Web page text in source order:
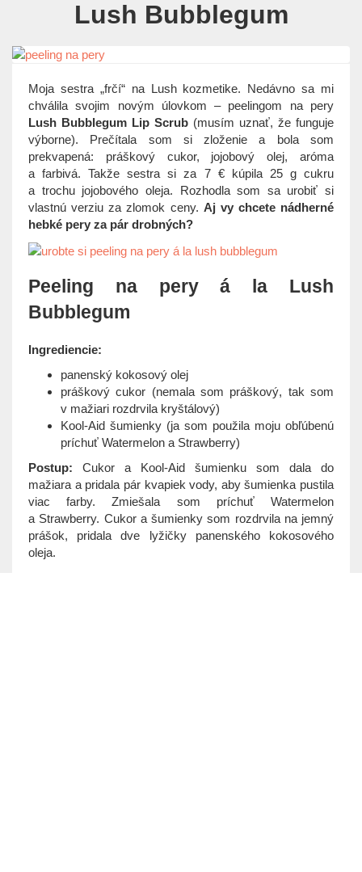
a
v
Lush Bubblegum
Moja sestra „frčí“ na Lush kozmetike. Nedávno sa mi
chválila svojim novým úlovkom – peelingom na pery
Lush Bubblegum Lip Scrub (musím uznať, že funguje
výborne). Prečítala som si zloženie a bola som
prekvapená: práškový cukor, jojobový olej, aróma
a farbivá. Takže sestra si za 7 € kúpila 25 g cukru
a trochu jojobového oleja. Rozhodla som sa urobiť si
vlastnú verziu za zlomok ceny. Aj vy chcete nádherné
hebké pery za pár drobných?
Peeling na pery á la Lush
Bubblegum
Ingrediencie:
panenský kokosový olej
práškový cukor (nemala som práškový, tak som
v mažiari rozdrvila kryštálový)
Kool-Aid šumienky (ja som použila moju obľúbenú
príchuť Watermelon a Strawberry)
Postup: Cukor a Kool-Aid šumienku som dala do
mažiara a pridala pár kvapiek vody, aby šumienka pustila
viac farby. Zmiešala som príchuť Watermelon
a Strawberry. Cukor a šumienky som rozdrvila na jemný
prášok, pridala dve lyžičky panenského kokosového
oleja.